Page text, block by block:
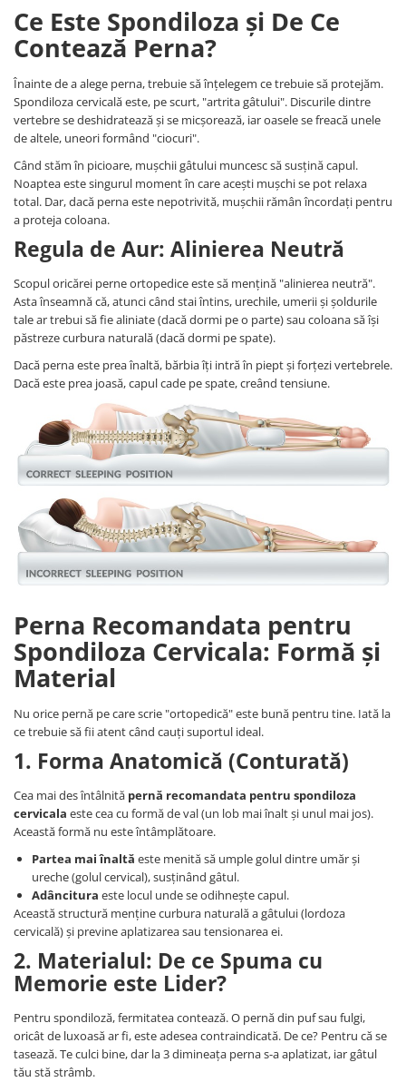
Ce Este Spondiloza și De Ce
Contează Perna?
Înainte de a alege perna, trebuie să înțelegem ce trebuie să protejăm.
Spondiloza cervicală este, pe scurt, "artrita gâtului". Discurile dintre
vertebre se deshidratează și se micșorează, iar oasele se freacă unele
de altele, uneori formând "ciocuri".
Când stăm în picioare, mușchii gâtului muncesc să susțină capul.
Noaptea este singurul moment în care acești mușchi se pot relaxa
total. Dar, dacă perna este nepotrivită, mușchii rămân încordați pentru
a proteja coloana.
Regula de Aur: Alinierea Neutră
Scopul oricărei perne ortopedice este să mențină "alinierea neutră".
Asta înseamnă că, atunci când stai întins, urechile, umerii și șoldurile
tale ar trebui să fie aliniate (dacă dormi pe o parte) sau coloana să își
păstreze curbura naturală (dacă dormi pe spate).
Dacă perna este prea înaltă, bărbia îți intră în piept și forțezi vertebrele.
Dacă este prea joasă, capul cade pe spate, creând tensiune.
Perna Recomandata pentru
Spondiloza Cervicala: Formă și
Material
Nu orice pernă pe care scrie "ortopedică" este bună pentru tine. Iată la
ce trebuie să fii atent când cauți suportul ideal.
1. Forma Anatomică (Conturată)
Cea mai des întâlnită pernă recomandata pentru spondiloza
cervicala este cea cu formă de val (un lob mai înalt și unul mai jos).
Această formă nu este întâmplătoare.
Partea mai înaltă este menită să umple golul dintre umăr și
ureche (golul cervical), susținând gâtul.
Adâncitura este locul unde se odihnește capul.
Această structură menține curbura naturală a gâtului (lordoza
cervicală) și previne aplatizarea sau tensionarea ei.
2. Materialul: De ce Spuma cu
Memorie este Lider?
Pentru spondiloză, fermitatea contează. O pernă din puf sau fulgi,
oricât de luxoasă ar fi, este adesea contraindicată. De ce? Pentru că se
tasează. Te culci bine, dar la 3 dimineața perna s-a aplatizat, iar gâtul
tău stă strâmb.